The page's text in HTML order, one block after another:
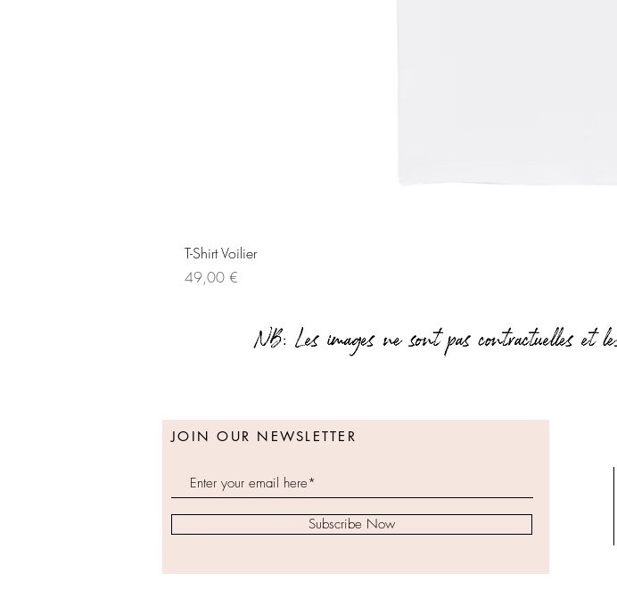
T-Shirt Voilier
Prix
49,00 €
JOIN OUR NEWSLETTER
Subscribe Now